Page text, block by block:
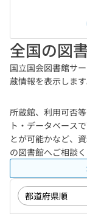
全国の図
国立国会図書館サ
蔵情報を表示します
所蔵館、利用可否
ト・データベース
とが可能かなど、
の図書館へご相談